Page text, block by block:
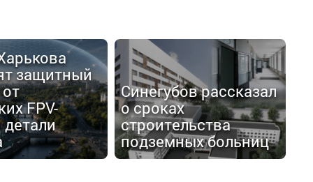
защитный
FPV-
Синегубов рассказал
о сроках
строительства
подземных больниц